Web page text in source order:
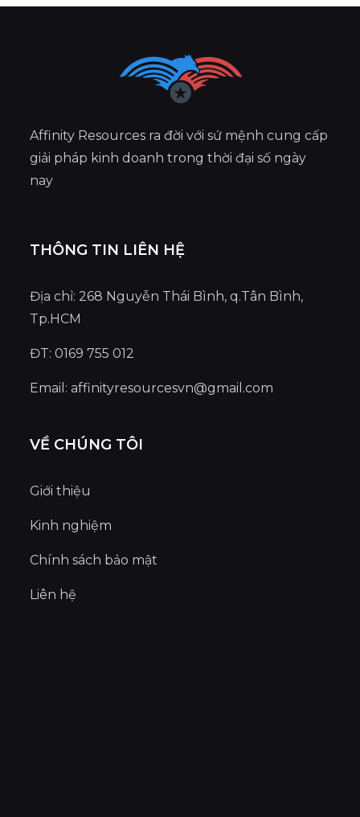
Affinity Resources ra đời với sứ mệnh cung cấp
giải pháp kinh doanh trong thời đại số ngày
nay
THÔNG TIN LIÊN HỆ
Địa chỉ: 268 Nguyễn Thái Bình, q.Tân Bình,
Tp.HCM
ĐT: 0169 755 012
Email:affinityresourcesvn@gmail.com
VỀ CHÚNG TÔI
Giới thiệu
Kinh nghiệm
Chính sách bảo mật
Liên hệ